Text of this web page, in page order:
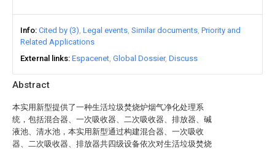
Abstract
本实用新型提供了一种生活垃圾焚烧炉烟气净化处理系
统，包括混合器、一次吸收器、二次吸收器、排放器、碱
液池、清水池，本实用新型通过构建混合器、一次吸收
器、二次吸收器、排放器共四级设备依次对生活垃圾焚烧
Info Cited by (3) Legal events Similar documents Priority and
Related Applications
External links Espacenet Global Dossier Discuss